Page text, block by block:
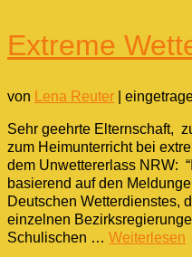
Extreme
von Lena Reuter
Sehr geehrte Elternschaft,
zum Heimunterricht bei
dem Unwettererlass NRW:
basierend auf den
Deutschen Wetterdienstes,
einzelnen
Schulischen … Weiterlesen